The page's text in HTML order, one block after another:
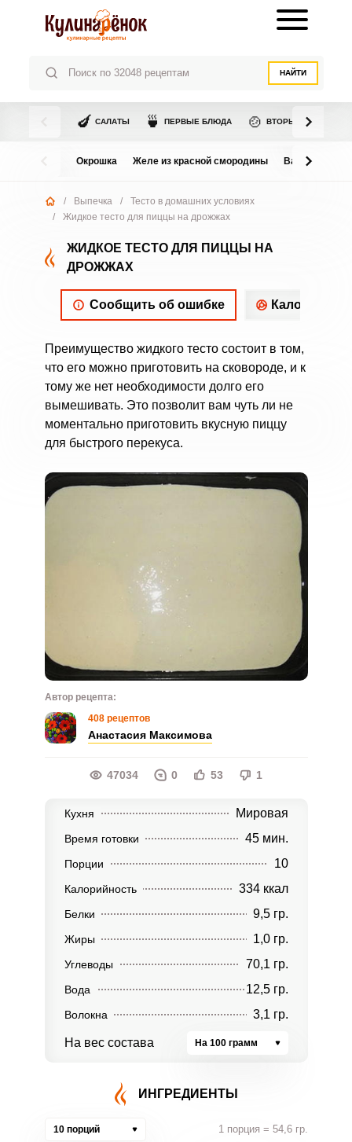
НАЙТИ
🍆 САЛАТЫ 🍵 ПЕРВЫЕ БЛЮДА 🍲 ВТОРЫЕ БЛЮДА
Окрошка Желе из красной смородины Варенье из
/ Выпечка /
Тесто в домашних условиях
/
Жидкое тесто для пиццы на дрожжах
ЖИДКОЕ ТЕСТО ДЛЯ ПИЦЦЫ НА
ДРОЖЖАХ
Сообщить об ошибке
Преимущество жидкого тесто состоит в том,
что его можно приготовить на сковороде, и к
тому же нет необходимости долго его
вымешивать. Это позволит вам чуть ли не
моментально приготовить вкусную пиццу
для быстрого перекуса.
Автор рецепта:
408 рецептов
Анастасия Максимова
47034 0 53 1
Кухня Мировая
Время готовки 45 мин.
Порции 10
Калорийность 334 ккал
Белки 9,5 гр.
Жиры 1,0 гр.
Углеводы 70,1 гр.
Вода 12,5 гр.
Волокна 3,1 гр.
На вес состава На 100 грамм
ИНГРЕДИЕНТЫ
10 порций 1 порция = 54,6 гр.